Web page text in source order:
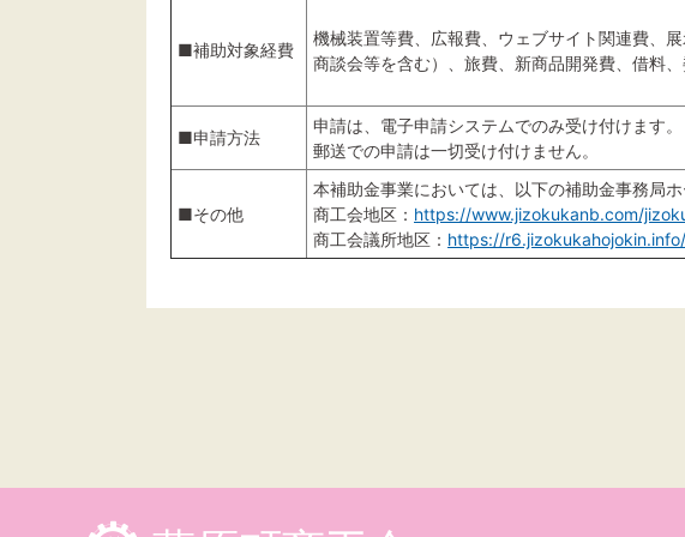
■補助対象経費
機械装置等費、広報費、ウェブサイト関連費、
商談会等を含む）、旅費、新商品開発費、借料
■申請方法
申請は、電子申請システムでのみ受け付けます。
郵送での申請は一切受け付けません。
■その他
本補助金事業においては、以下の補助金事務局
商工会地区： https://www.jizokukanb.com/
商工会議所地区： https://r6.jizokukahojokin.info/